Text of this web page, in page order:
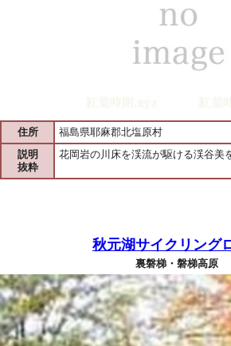
住所
福島県耶麻郡北塩原村
説明
抜粋
花岡岩の川床を渓流が駆ける渓谷美
秋元湖サイクリング
裏磐梯・磐梯高原